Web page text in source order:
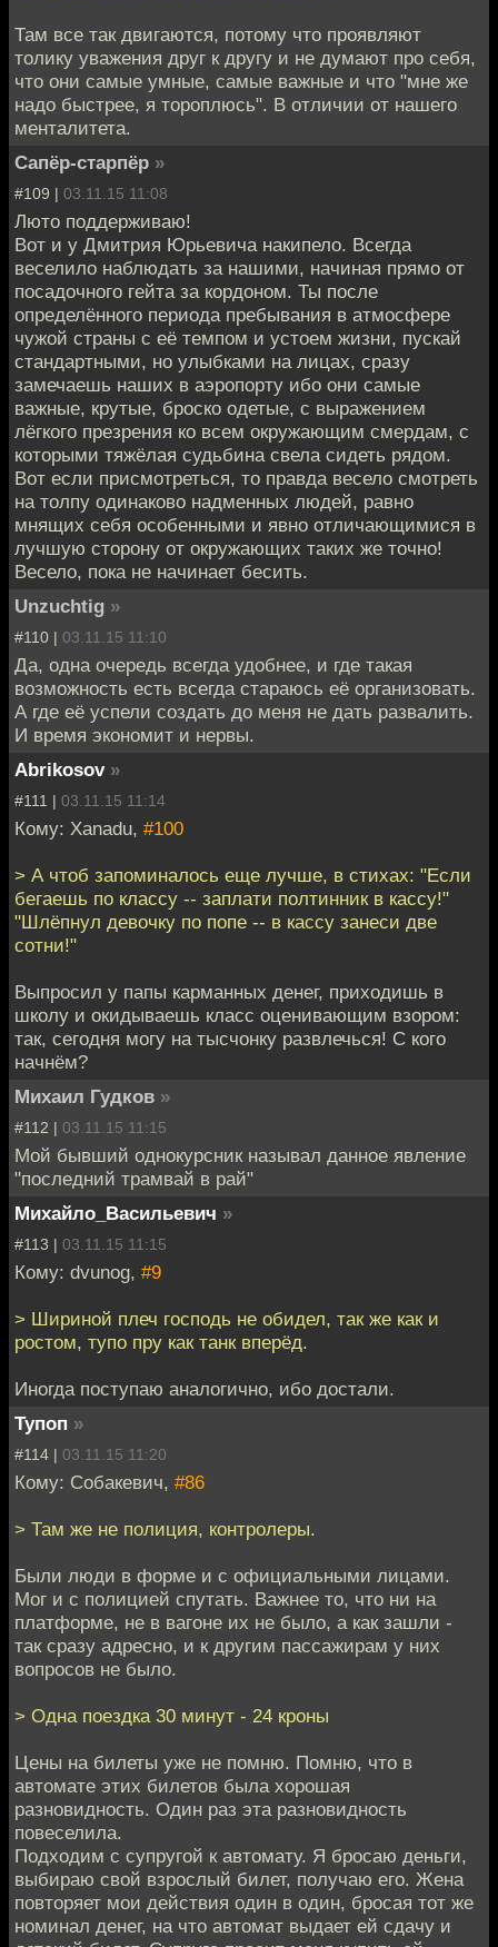
Там все так двигаются, потому что проявляют
толику уважения друг к другу и не думают про себя,
что они самые умные, самые важные и что "мне же
надо быстрее, я тороплюсь". В отличии от нашего
менталитета.
Сапёр-старпёр »
#109 | 03.11.15 11:08
Люто поддерживаю!
Вот и у Дмитрия Юрьевича накипело. Всегда
веселило наблюдать за нашими, начиная прямо от
посадочного гейта за кордоном. Ты после
определённого периода пребывания в атмосфере
чужой страны с её темпом и устоем жизни, пускай
стандартными, но улыбками на лицах, сразу
замечаешь наших в аэропорту ибо они самые
важные, крутые, броско одетые, с выражением
лёгкого презрения ко всем окружающим смердам, с
которыми тяжёлая судьбина свела сидеть рядом.
Вот если присмотреться, то правда весело смотреть
на толпу одинаково надменных людей, равно
мнящих себя особенными и явно отличающимися в
лучшую сторону от окружающих таких же точно!
Весело, пока не начинает бесить.
Unzuchtig »
#110 | 03.11.15 11:10
Да, одна очередь всегда удобнее, и где такая
возможность есть всегда стараюсь её организовать.
А где её успели создать до меня не дать развалить.
И время экономит и нервы.
Abrikosov »
#111 | 03.11.15 11:14
Кому: Xanadu, #100
> А чтоб запоминалось еще лучше, в стихах: "Если
бегаешь по классу -- заплати полтинник в кассу!"
"Шлёпнул девочку по попе -- в кассу занеси две
сотни!"
Выпросил у папы карманных денег, приходишь в
школу и окидываешь класс оценивающим взором:
так, сегодня могу на тысчонку развлечься! С кого
начнём?
Михаил Гудков »
#112 | 03.11.15 11:15
Мой бывший однокурсник называл данное явление
"последний трамвай в рай"
Михайло_Васильевич »
#113 | 03.11.15 11:15
Кому: dvunog, #9
> Шириной плеч господь не обидел, так же как и
ростом, тупо пру как танк вперёд.
Иногда поступаю аналогично, ибо достали.
Тупоп »
#114 | 03.11.15 11:20
Кому: Собакевич, #86
> Там же не полиция, контролеры.
Были люди в форме и с официальными лицами.
Мог и с полицией спутать. Важнее то, что ни на
платформе, не в вагоне их не было, а как зашли -
так сразу адресно, и к другим пассажирам у них
вопросов не было.
> Одна поездка 30 минут - 24 кроны
Цены на билеты уже не помню. Помню, что в
автомате этих билетов была хорошая
разновидность. Один раз эта разновидность
повеселила.
Подходим с супругой к автомату. Я бросаю деньги,
выбираю свой взрослый билет, получаю его. Жена
повторяет мои действия один в один, бросая тот же
номинал денег, на что автомат выдает ей сдачу и